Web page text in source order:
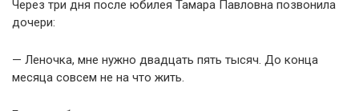
Через три дня после юбилея Тамара Павловна позвонила
дочери:
— Леночка, мне нужно двадцать пять тысяч. До конца
месяца совсем не на что жить.